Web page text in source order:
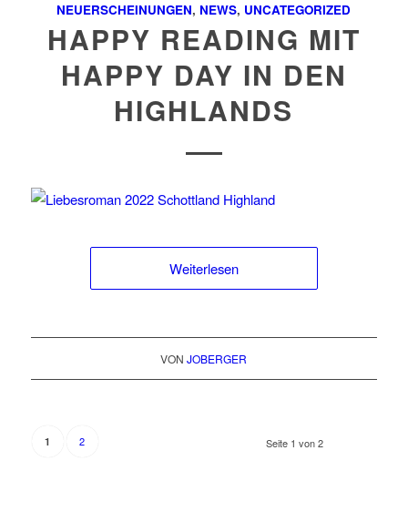
NEUERSCHEINUNGEN, NEWS, UNCATEGORIZED
HAPPY READING MIT
HAPPY DAY IN DEN
HIGHLANDS
Weiterlesen
VONJOBERGER
Seite 1 von 2
1 2